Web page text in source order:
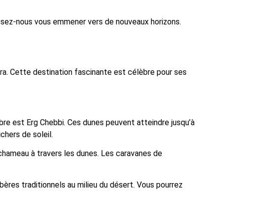
nous vous emmener vers de nouveaux horizons.
Cette destination fascinante est célèbre pour ses
est Erg Chebbi. Ces dunes peuvent atteindre jusqu’à
de soleil.
à travers les dunes. Les caravanes de
traditionnels au milieu du désert. Vous pourrez